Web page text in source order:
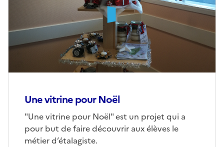
Une vitrine pour Noël
"Une vitrine pour Noël" est un projet qui a
pour but de faire découvrir aux élèves le
métier d’étalagiste.